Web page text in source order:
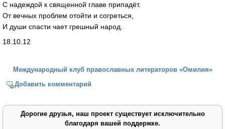
С надеждой к священной главе припадёт.
От вечных проблем отойти и согреться,
И души спасти чает грешный народ.
18.10.12
Международный клуб православных литераторов «Омилия»
Добавить комментарий
Дорогие друзья, наш проект существует исключительно
благодаря вашей поддержке.